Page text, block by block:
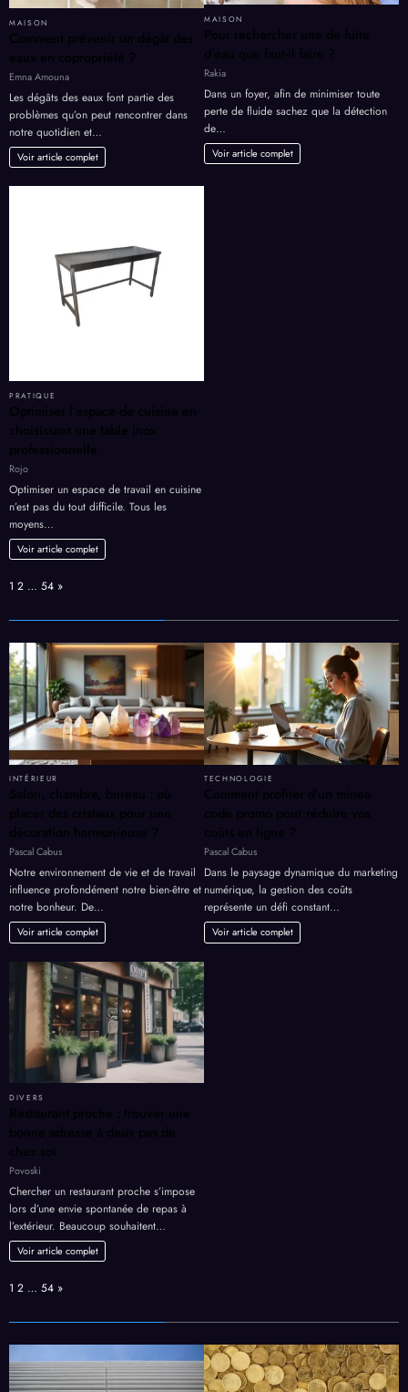
MAISON
Comment prévenir un dégât des
eaux en copropriété ?
Emna Amouna
Les dégâts des eaux font partie des
problèmes qu’on peut rencontrer dans
notre quotidien et…
Voir article complet
MAISON
Pour rechercher une de fuite
d’eau que faut-il faire ?
Rakia
Dans un foyer, afin de minimiser toute
perte de fluide sachez que la détection
de…
Voir article complet
PRATIQUE
Optimiser l’espace de cuisine en
choisissant une table inox
professionnelle
Rojo
Optimiser un espace de travail en cuisine
n’est pas du tout difficile. Tous les
moyens…
Voir article complet
Page:
1 2 … 54 Next
»
INTÉRIEUR
Salon, chambre, bureau : où
placer des cristaux pour une
décoration harmonieuse ?
Pascal Cabus
Notre environnement de vie et de travail
influence profondément notre bien-être et
notre bonheur. De…
Voir article complet
TECHNOLOGIE
Comment profiter d’un minea
code promo pour réduire vos
coûts en ligne ?
Pascal Cabus
Dans le paysage dynamique du marketing
numérique, la gestion des coûts
représente un défi constant…
Voir article complet
DIVERS
Restaurant proche : trouver une
bonne adresse à deux pas de
chez soi
Povoski
Chercher un restaurant proche s’impose
lors d’une envie spontanée de repas à
l’extérieur. Beaucoup souhaitent…
Voir article complet
Page:
1 2 … 54 Next
»